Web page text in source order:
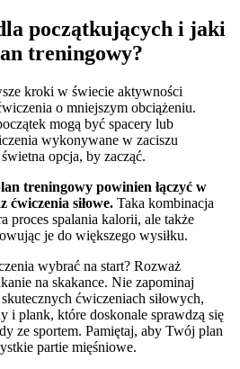
początkujących i jaki
treningowy?
kroki w świecie aktywności
o mniejszym obciążeniu.
mogą być spacery lub
wykonywane w zaciszu
opcja, by zacząć.
treningowy powinien łączyć w
ćwiczenia siłowe. Taka kombinacja
proces spalania kalorii, ale także
je do większego wysiłku.
wybrać na start? Rozważ
na skakance. Nie zapominaj
ćwiczeniach siłowych,
i plank, które doskonale sprawdzą się
ze sportem. Pamiętaj, aby Twój plan
partie mięśniowe.